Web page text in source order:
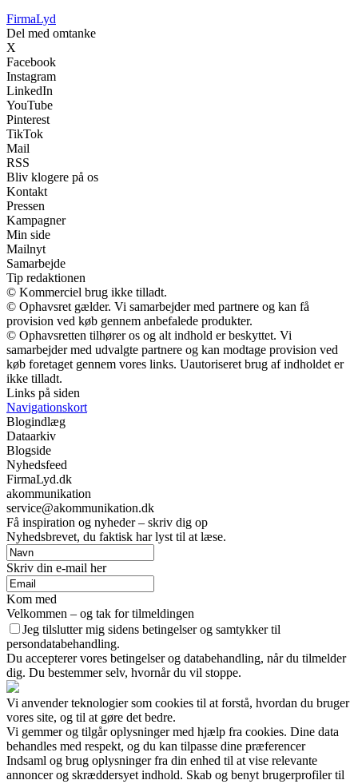
FirmaLyd
Del med omtanke
X
Facebook
Instagram
LinkedIn
YouTube
Pinterest
TikTok
Mail
RSS
Bliv klogere på os
Kontakt
Pressen
Kampagner
Min side
Mailnyt
Samarbejde
Tip redaktionen
© Kommerciel brug ikke tilladt.
© Ophavsret gælder. Vi samarbejder med partnere og kan få
provision ved køb gennem anbefalede produkter.
© Ophavsretten tilhører os og alt indhold er beskyttet. Vi
samarbejder med udvalgte partnere og kan modtage provision ved
køb foretaget gennem vores links. Uautoriseret brug af indholdet er
ikke tilladt.
Links på siden
Navigationskort
Blogindlæg
Dataarkiv
Blogside
Nyhedsfeed
FirmaLyd.dk
akommunikation
service@akommunikation.dk
Få inspiration og nyheder – skriv dig op
Nyhedsbrevet, du faktisk har lyst til at læse.
Skriv din e-mail her
Kom med
Velkommen – og tak for tilmeldingen
Jeg tilslutter mig sidens betingelser og samtykker til
persondatabehandling.
Du accepterer vores betingelser og databehandling, når du tilmelder
dig. Du bestemmer selv, hvornår du vil stoppe.
Vi anvender teknologier som cookies til at forstå, hvordan du bruger
vores site, og til at gøre det bedre.
Vi gemmer og tilgår oplysninger med hjælp fra cookies. Dine data
behandles med respekt, og du kan tilpasse dine præferencer
Indsaml og brug oplysninger fra din enhed til at vise relevante
annoncer og skræddersyet indhold. Skab og benyt brugerprofiler til